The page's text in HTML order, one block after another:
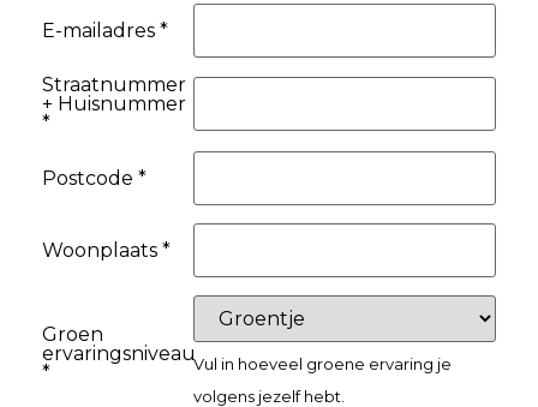
E-mailadres *
Straatnummer
+ Huisnummer
*
Postcode *
Woonplaats *
Groen
ervaringsniveau
*
Vul in hoeveel groene ervaring je
volgens jezelf hebt.